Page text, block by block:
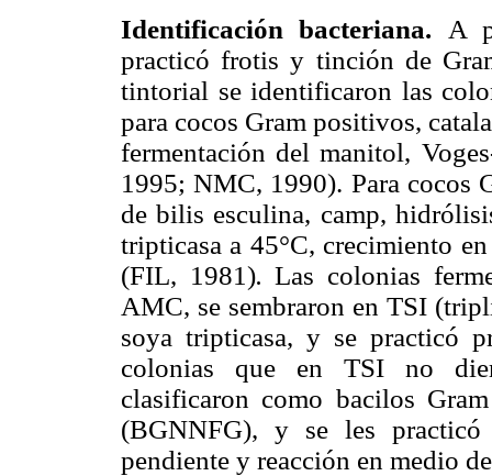
Identificación bacteriana. A
practicó frotis y tinción de
tintorial se identificaron las
para cocos Gram positivos,
fermentación del manitol,
1995; NMC, 1990). Para cocos
de bilis esculina, camp,
tripticasa a 45°C, crecimiento
(FIL, 1981).Las colonias
AMC, se sembraron en TSI
soya tripticasa, y se practicó
colonias que en TSI no
clasificaron como bacilos
(BGNNFG), y se les
pendiente y reacción en medio